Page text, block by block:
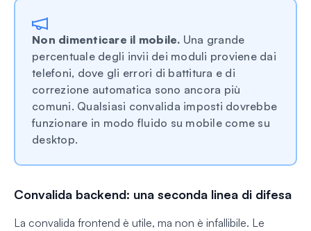
Non dimenticare il mobile. Una grande
percentuale degli invii dei moduli proviene dai
telefoni, dove gli errori di battitura e di
correzione automatica sono ancora più
comuni. Qualsiasi convalida imposti dovrebbe
funzionare in modo fluido su mobile come su
desktop.
Convalida backend: una seconda linea di difesa
La convalida frontend è utile, ma non è infallibile. Le